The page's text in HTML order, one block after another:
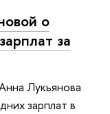
о
за
Лукьянова
зарплат в